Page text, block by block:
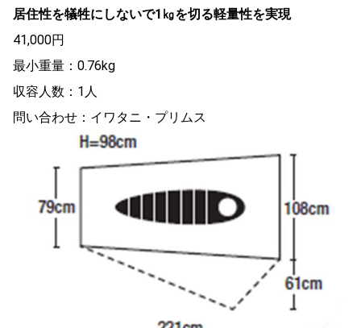
居住性を犠牲にしないで1㎏を切る軽量性を実現
41,000円
最小重量：0.76kg
収容人数：1人
問い合わせ：イワタニ・プリムス